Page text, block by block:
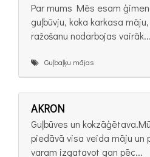
Par mums Mēs esam
guļbūvju, koka karkasa
ražošanu nodarbojas vairāk...
Guļbaļķu mājas
AKRON
Guļbūves un
piedāvā visa veida māju un
varam izgatavot gan pēc...